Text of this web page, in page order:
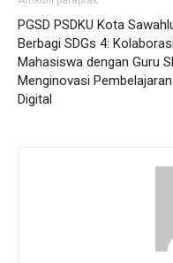
PGSD PSDKU Kota
Berbagi SDGs 4: Kolaborasi
Mahasiswa dengan Guru
Menginovasi Pembelajaran
Digital